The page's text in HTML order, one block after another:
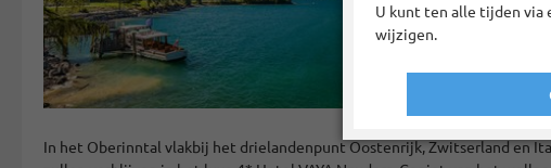
In het Oberinntal vlakbij het drielandenpunt Oostenrijk, Zwitserland en
U kunt ten alle tijden via
wijzigen.